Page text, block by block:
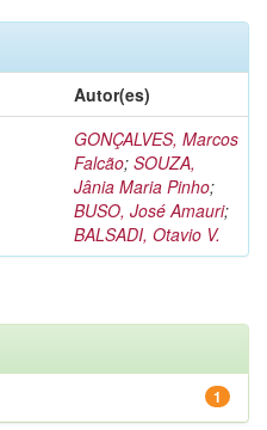
Autor(es)
GONÇALVES, Marcos
Falcão; SOUZA,
Jânia Maria Pinho;
BUSO, José Amauri;
BALSADI, Otavio V.
1